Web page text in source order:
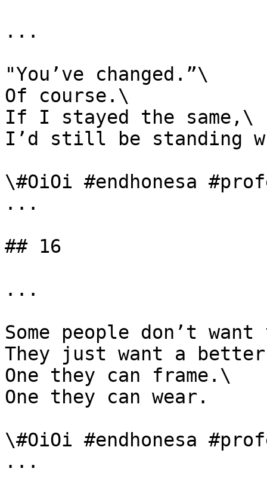
...
"You’ve changed.”\
Of course.\
If I stayed the same,\
I’d still be standing
\#OiOi #endhonesa
...
## 16
...
Some people don’t
They just want a
One they can frame.\
One they can wear.
\#OiOi #endhonesa
...